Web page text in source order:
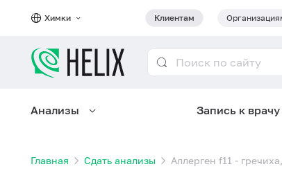
Химки Клиентам
Анализы Запись к врачу
Главная Сдать анализы Аллерген f11 -